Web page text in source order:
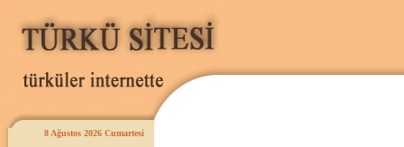
8 Ağustos 2026 Cumartesi